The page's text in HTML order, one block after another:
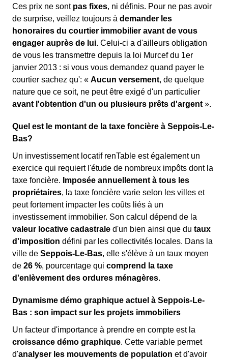
Ces prix ne sont pas fixes, ni définis. Pour ne pas avoir
de surprise, veillez toujours à demander les
honoraires du courtier immobilier avant de vous
engager auprès de lui. Celui-ci a d'ailleurs obligation
de vous les transmettre depuis la loi Murcef du 1er
janvier 2013 : si vous vous demandez quand payer le
courtier sachez qu': « Aucun versement, de quelque
nature que ce soit, ne peut être exigé d'un particulier
avant l'obtention d'un ou plusieurs prêts d'argent ».
Quel est le montant de la taxe foncière à Seppois-Le-
Bas?
Un investissement locatif renTable est également un
exercice qui requiert l'étude de nombreux impôts dont la
taxe foncière. Imposée annuellement à tous les
propriétaires, la taxe foncière varie selon les villes et
peut fortement impacter les coûts liés à un
investissement immobilier. Son calcul dépend de la
valeur locative cadastrale d'un bien ainsi que du taux
d'imposition défini par les collectivités locales. Dans la
ville de Seppois-Le-Bas, elle s'élève à un taux moyen
de 26 %, pourcentage qui comprend la taxe
d'enlèvement des ordures ménagères.
Dynamisme démo graphique actuel à Seppois-Le-
Bas : son impact sur les projets immobiliers
Un facteur d'importance à prendre en compte est la
croissance démo graphique. Cette variable permet
d'analyser les mouvements de population et d'avoir